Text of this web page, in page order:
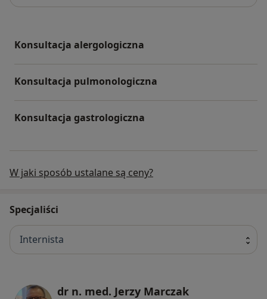
Konsultacja alergologiczna
Konsultacja pulmonologiczna
Konsultacja gastrologiczna
W jaki sposób ustalane są ceny?
Specjaliści
Internista
dr n. med. Jerzy Marczak